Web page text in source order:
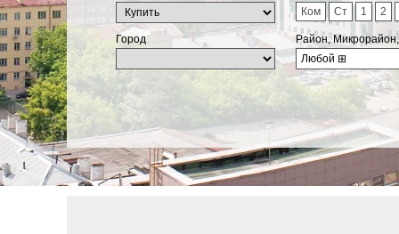
Ком
Ст 1 2
Город
Район,
Любой ⊞